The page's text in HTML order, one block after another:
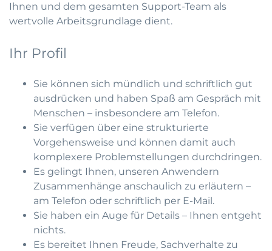
Ihnen und dem gesamten Support-Team als
wertvolle Arbeitsgrundlage dient.
Ihr Profil
Sie können sich mündlich und schriftlich gut
ausdrücken und haben Spaß am Gespräch mit
Menschen – insbesondere am Telefon.
Sie verfügen über eine strukturierte
Vorgehensweise und können damit auch
komplexere Problemstellungen durchdringen.
Es gelingt Ihnen, unseren Anwendern
Zusammenhänge anschaulich zu erläutern –
am Telefon oder schriftlich per E-Mail.
Sie haben ein Auge für Details – Ihnen entgeht
nichts.
Es bereitet Ihnen Freude, Sachverhalte zu